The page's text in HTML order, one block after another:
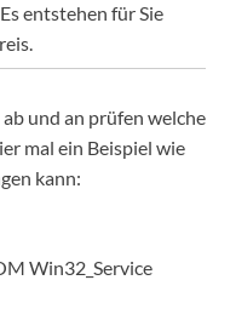
entstehen für Sie
und an prüfen welche
mal ein Beispiel wie
kann:
Win32_Service